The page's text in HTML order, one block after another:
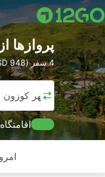
پرواز‌ها
4 سفر (USD 42 – USD 948)
شهر کوزون